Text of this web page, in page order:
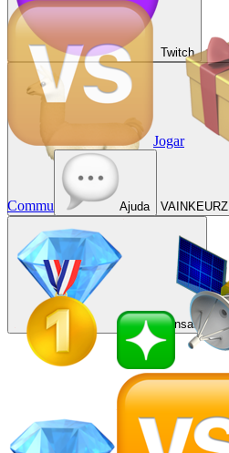
Twitch
VAINKEURZ
Recompensas
Jogar
Commu Ajuda